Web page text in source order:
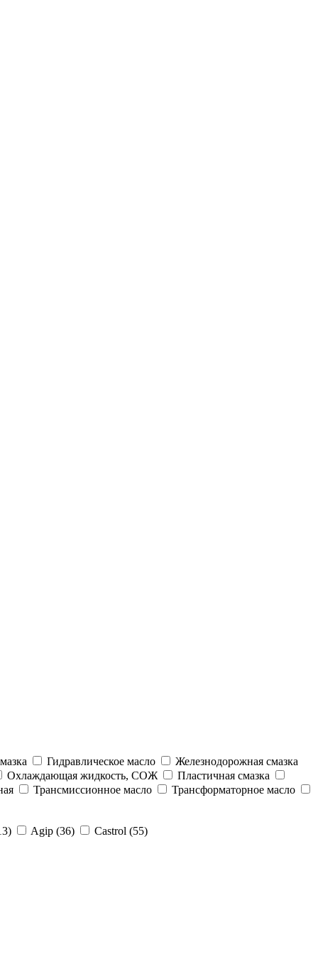
Гидравлическое масло
Железнодорожная смазка
Охлаждающая жидкость, СОЖ
Пластичная смазка
Трансмиссионное масло Трансформаторное масло
Agip (36) Castrol (55)